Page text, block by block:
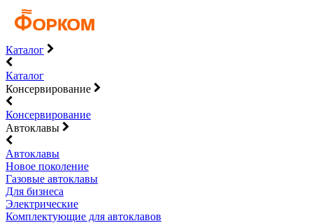
Каталог
Каталог
Консервирование
Консервирование
Автоклавы
Автоклавы
Новое поколение
Газовые автоклавы
Для бизнеса
Электрические
Комплектующие для автоклавов